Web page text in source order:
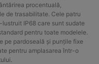
procentuală,
de trasabilitate. Cele patru
IP68 care sunt sudate
pentru toate modelele.
pe pardoseală și punțile fixe
pentru amplasarea într-o